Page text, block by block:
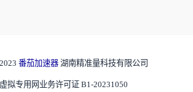
番茄加速器 湖南精准量科技有限公司
拟专用网业务许可证 B1-20231050